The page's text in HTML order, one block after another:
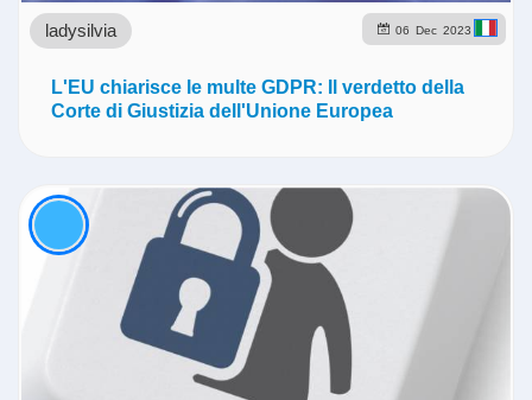
06 Dec 2023
ladysilvia
L'EU chiarisce le multe GDPR: Il verdetto della
Corte di Giustizia dell'Unione Europea